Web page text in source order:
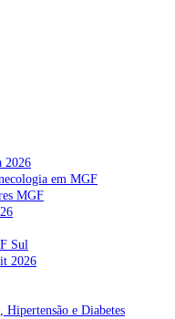
2026
em MGF
MGF
Sul
2026
Hipertensão e Diabetes